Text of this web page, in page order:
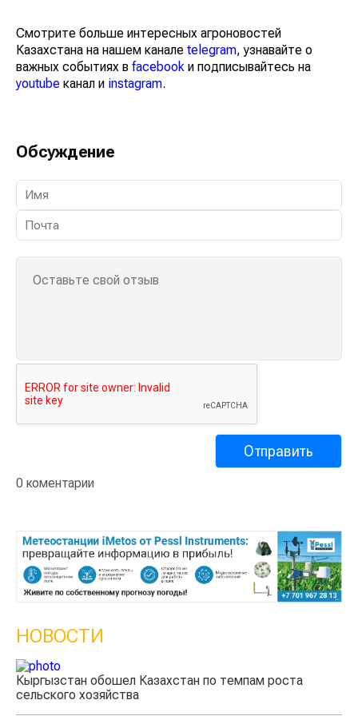
Смотрите больше интересных агроновостей
Казахстана на нашем канале telegram, узнавайте о
важных событиях в facebook и подписывайтесь на
youtube канал и instagram.
Обсуждение
0 коментарии
НОВОСТИ
Казахстанские фермеры заработали $35 млн на
экспорте чечевицы